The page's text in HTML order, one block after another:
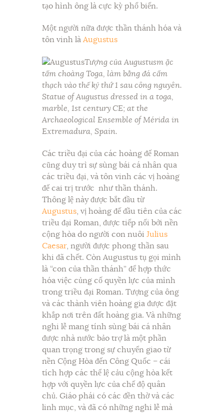
tạo hình ông là cực kỳ phổ biến.
Một người nữa được thần thánh hóa và
tôn vinh là Augustus
Tượng của Augustusm ặc
tấm choàng Toga, làm bằng đá cẩm
thạch vào thế kỷ thứ 1 sau công nguyên.
Statue of Augustus dressed in a toga,
marble, 1st century CE; at the
Archaeological Ensemble of Mérida in
Extremadura, Spain.
Các triều đại của các hoàng đế Roman
cũng duy trì sự sùng bái cá nhân qua
các triều đại, và tôn vinh các vị hoàng
đế cai trị trước như thần thánh.
Thông lệ này được bắt đầu từ
Augustus, vị hoàng đế đầu tiên của các
triều đại Roman, được tiếp nối bởi nền
cộng hòa do người con nuôi Julius
Caesar, người được phong thần sau
khi đã chết. Còn Augustus tụ gọi mình
là “con của thần thánh” để hợp thức
hóa việc củng cố quyền lực của mình
trong triều đại Roman. Tượng của ông
và các thành viên hoàng gia được đặt
khắp nơi trên đất hoàng gia. Và những
nghi lễ mang tính sùng bái cá nhân
được nhà nước bảo trợ là một phần
quan trọng trong sự chuyển giao từ
nền Cộng Hòa đến Công Quốc – cái
tích hợp các thể lệ cảu cộng hòa kết
hợp với quyền lực của chế độ quân
chủ. Giáo phái có các đền thờ và các
linh mục, và đã có những nghi lễ mà